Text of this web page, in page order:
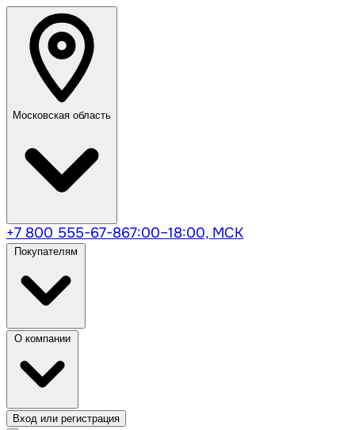
Московская область
+7 800 555-67-867:00–18:00, МСК
Вход или регистрация